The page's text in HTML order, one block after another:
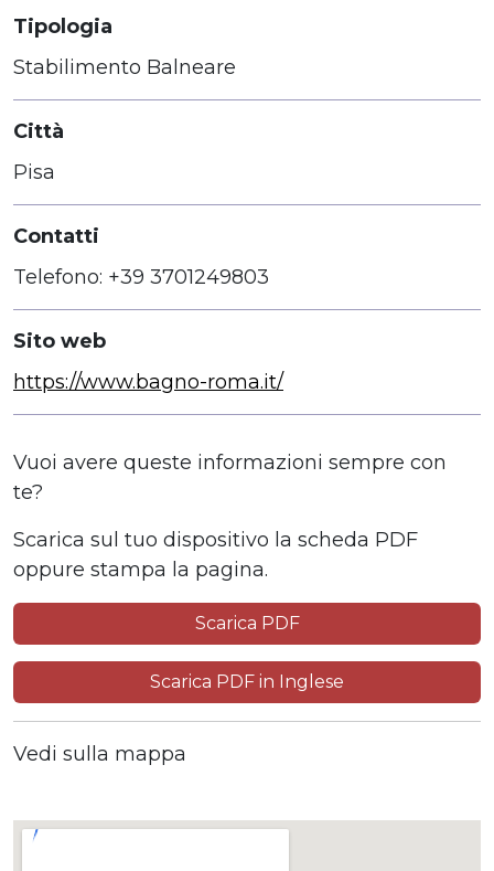
Tipologia
Stabilimento Balneare
Città
Pisa
Contatti
Telefono: +39 3701249803
Sito web
https://www.bagno-roma.it/
Vuoi avere queste informazioni sempre con
te?
Scarica sul tuo dispositivo la scheda PDF
oppure stampa la pagina.
Scarica PDF
Scarica PDF in Inglese
Vedi sulla mappa